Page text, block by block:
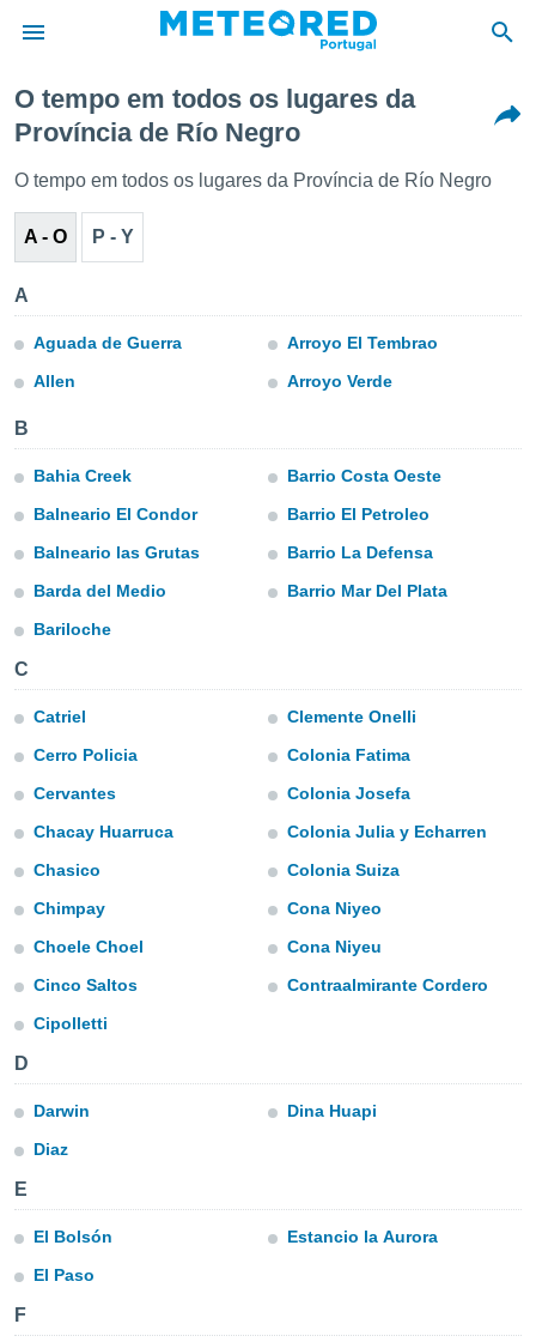
da
foi
para
as
e
ou
permite-
a nossa
de alta
a
todos os
o
no
como
perfil
lhe
e
com
e
a
ACEITAR
CONFIGURAÇÕES
O tempo em todos os lugares da
Província de Río Negro
O tempo em todos os lugares da Província de Río Negro
A - O P - Y
A
Aguada de Guerra
Allen
Arroyo El Tembrao
Arroyo Verde
B
Bahia Creek
Balneario El Condor
Balneario las Grutas
Barda del Medio
Bariloche
Barrio Costa Oeste
Barrio El Petroleo
Barrio La Defensa
Barrio Mar Del Plata
C
Catriel
Cerro Policia
Cervantes
Chacay Huarruca
Chasico
Chimpay
Choele Choel
Cinco Saltos
Cipolletti
Clemente Onelli
Colonia Fatima
Colonia Josefa
Colonia Julia y Echarren
Colonia Suiza
Cona Niyeo
Cona Niyeu
Contraalmirante Cordero
D
Darwin
Diaz
Dina Huapi
E
El Bolsón
El Paso
Estancio la Aurora
F